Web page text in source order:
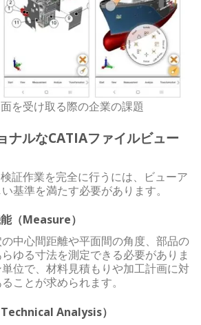
を受け取る際の企業の課題
ナルなCATIAファイルビュー
証作業を完全に行うには、ビューア
基準を満たす必要があります。
（Measure）
中心間距離や平面間の角度、部品の
ゆる寸法を測定できる必要がありま
位で、材料見積もりや加工計画に対
ことが求められます。
Analysis）